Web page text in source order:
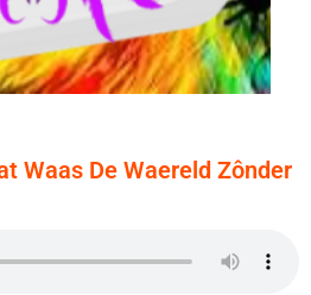
Waas De Waereld Zônder